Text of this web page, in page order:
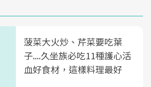
菠菜大火炒、芹菜要吃葉
子....久坐族必吃11種護心活
血好食材，這樣料理最好